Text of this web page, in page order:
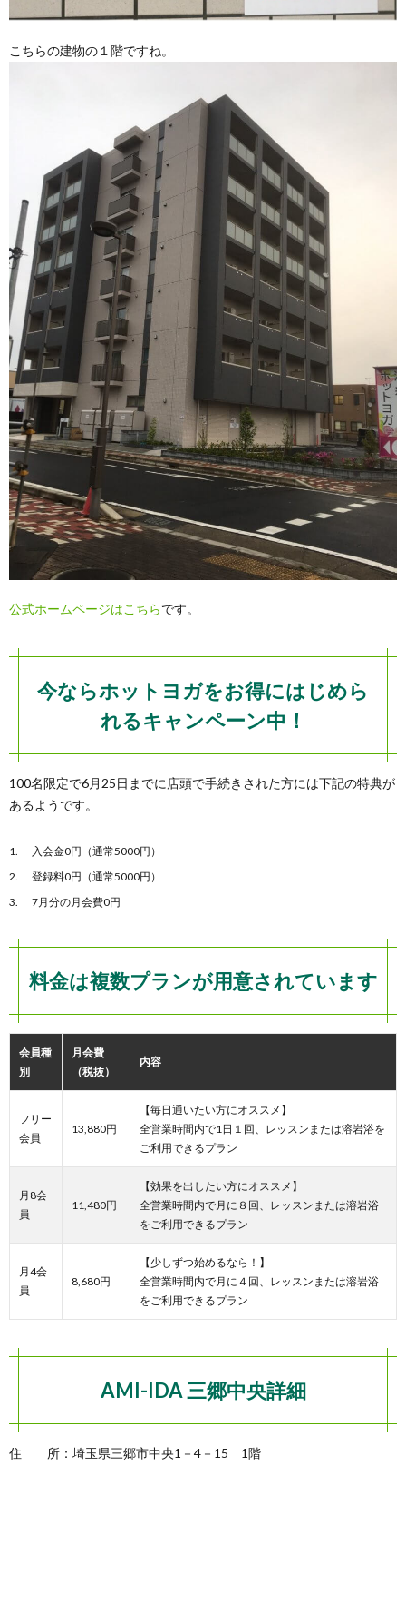
こちらの建物の１階ですね。
公式ホームページはこちらです。
今ならホットヨガをお得にはじめら
れるキャンペーン中！
100名限定で6月25日までに店頭で手続きされた方には下記の特典が
あるようです。
入会金0円（通常5000円）
登録料0円（通常5000円）
7月分の月会費0円
料金は複数プランが用意されています
会員種
別
月会費
（税抜）
内容
フリー
会員
13,880円
【毎日通いたい方にオススメ】
全営業時間内で1日１回、レッスンまたは溶岩浴を
ご利用できるプラン
月8会
員
11,480円
【効果を出したい方にオススメ】
全営業時間内で月に８回、レッスンまたは溶岩浴
をご利用できるプラン
月4会
員
8,680円
【少しずつ始めるなら！】
全営業時間内で月に４回、レッスンまたは溶岩浴
をご利用できるプラン
AMI-IDA 三郷中央詳細
住 所：埼玉県三郷市中央1－4－15 1階